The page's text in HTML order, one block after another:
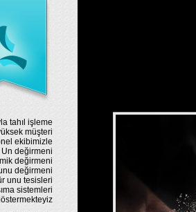
tahıl işleme
müşteri
ekibimizle
Un değirmeni
değirmeni
unu değirmeni
unu tesisleri
sistemleri